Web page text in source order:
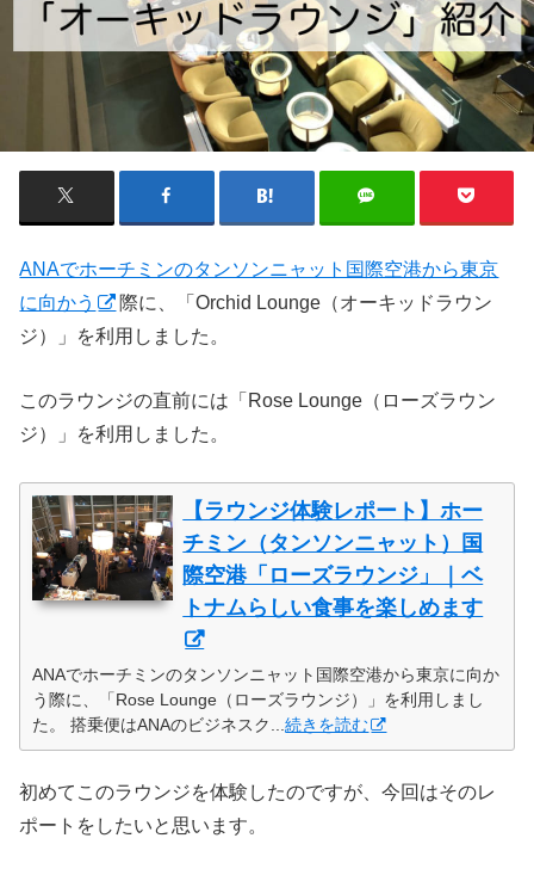
ANAでホーチミンのタンソンニャット国際空港から東京
に向かう
際に、「Orchid Lounge（オーキッドラウン
ジ）」を利用しました。
このラウンジの直前には「Rose Lounge（ローズラウン
ジ）」を利用しました。
【ラウンジ体験レポート】ホー
チミン（タンソンニャット）国
際空港「ローズラウンジ」｜ベ
トナムらしい食事を楽しめます
ANAでホーチミンのタンソンニャット国際空港から東京に向か
う際に、「Rose Lounge（ローズラウンジ）」を利用しまし
た。 搭乗便はANAのビジネスク...続きを読む
初めてこのラウンジを体験したのですが、今回はそのレ
ポートをしたいと思います。